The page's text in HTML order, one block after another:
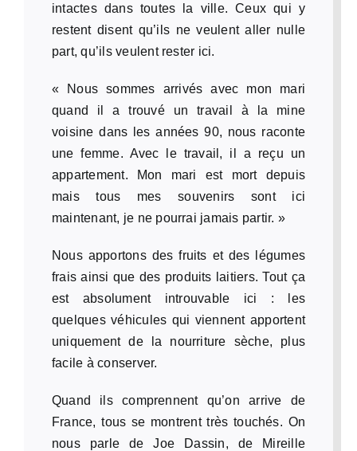
intactes dans toutes la ville. Ceux qui y
restent disent qu’ils ne veulent aller nulle
part, qu’ils veulent rester ici.
« Nous sommes arrivés avec mon mari
quand il a trouvé un travail à la mine
voisine dans les années 90, nous raconte
une femme. Avec le travail, il a reçu un
appartement. Mon mari est mort depuis
mais tous mes souvenirs sont ici
maintenant, je ne pourrai jamais partir. »
Nous apportons des fruits et des légumes
frais ainsi que des produits laitiers. Tout ça
est absolument introuvable ici : les
quelques véhicules qui viennent apportent
uniquement de la nourriture sèche, plus
facile à conserver.
Quand ils comprennent qu’on arrive de
France, tous se montrent très touchés. On
nous parle de Joe Dassin, de Mireille